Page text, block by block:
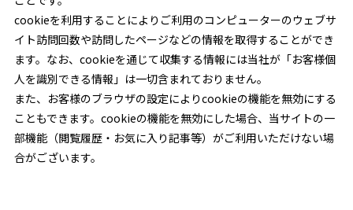
cookieを利用することによりご利用のコンピューターのウェブサ
イト訪問回数や訪問したページなどの情報を取得することができ
ます。なお、cookieを通じて収集する情報には当社が「お客様個
人を識別できる情報」は一切含まれておりません。
また、お客様のブラウザの設定によりcookieの機能を無効にする
こともできます。cookieの機能を無効にした場合、当サイトの一
部機能（閲覧履歴・お気に入り記事等）がご利用いただけない場
合がございます。